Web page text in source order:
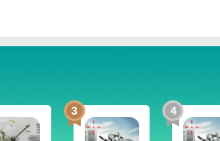
库内容来进行打印；
3 4